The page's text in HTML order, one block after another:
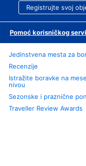
Registrujte svoj
Pomoć korisničkog
Jedinstvena mesta za
Recenzije
Istražite boravke na
nivou
Sezonske i praznične
Traveller Review Awards